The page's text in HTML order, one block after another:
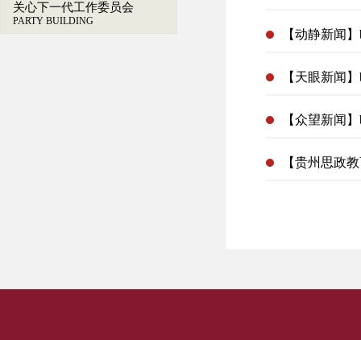
关心下一代工作委员会
PARTY BUILDING
【动静新闻
【天眼新闻
【众望新闻
【贵州思政